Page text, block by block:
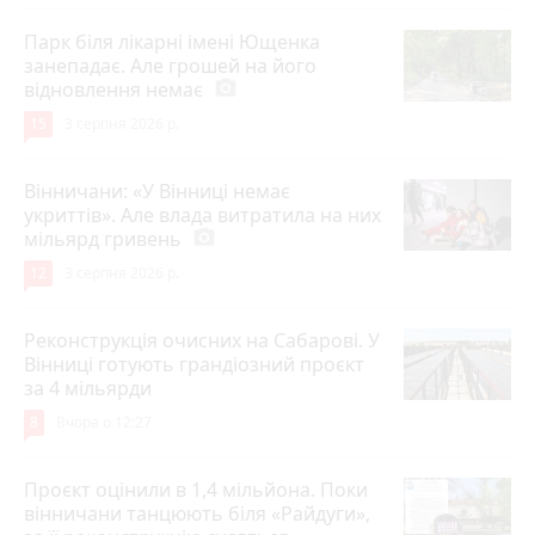
Парк біля лікарні імені Ющенка
занепадає. Але грошей на його
відновлення немає
Вінничани: «У Вінниці немає
укриттів». Але влада витратила на них
мільярд гривень
Реконструкція очисних на Сабарові. У
Вінниці готують грандіозний проєкт
за 4 мільярди
Проєкт оцінили в 1,4 мільйона. Поки
вінничани танцюють біля «Райдуги»,